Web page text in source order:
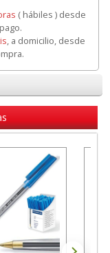
( hábiles ) desde
, a domicilio, desde